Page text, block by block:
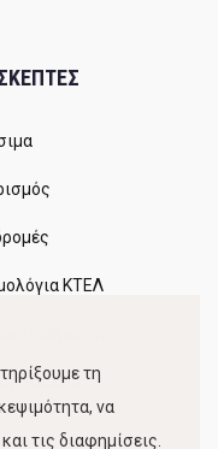
ΚΤΕΛ
Λιμένοςτη
να
τις διαφημίσεις.